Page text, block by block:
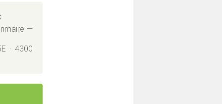
—
· 4300